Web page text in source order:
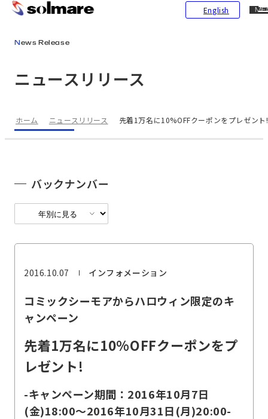
English
ニュースリリース
News Release
ホーム ニュースリリース 先着1万名に10%OFFクーポンをプレゼント!
2016.10.07 インフォメーション
コミックシーモアからハロウィン限定のキ
ャンペーン
先着1万名に10%OFFクーポンをプ
レゼント!
-キャンペーン期間：2016年10月7日
(金)18:00～2016年10月31日(月)20:00-
バックナンバー